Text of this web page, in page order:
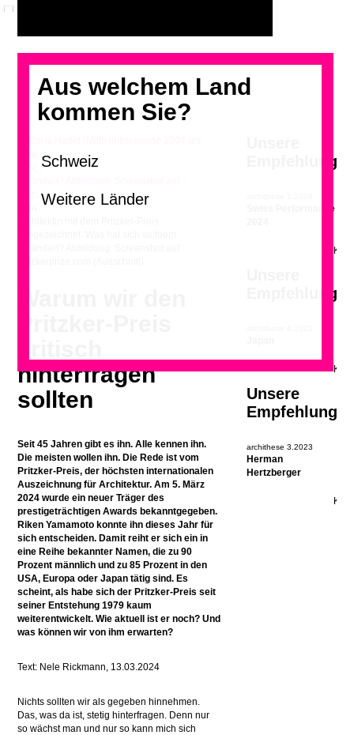
Aus welchem Land
kommen Sie?
Zaha Hadid (Mitte links) wurde 2004 als erste
hinterfragen
sollten
Seit 45 Jahren gibt es ihn. Alle kennen ihn.
Die meisten wollen ihn. Die Rede ist vom
Pritzker-Preis, der höchsten internationalen
Auszeichnung für Architektur. Am 5. März
2024 wurde ein neuer Träger des
prestigeträchtigen Awards bekanntgegeben.
Riken Yamamoto konnte ihn dieses Jahr für
sich entscheiden. Damit reiht er sich ein in
eine Reihe bekannter Namen, die zu 90
Prozent männlich und zu 85 Prozent in den
USA, Europa oder Japan tätig sind. Es
scheint, als habe sich der Pritzker-Preis seit
seiner Entstehung 1979 kaum
weiterentwickelt. Wie aktuell ist er noch? Und
was können wir von ihm erwarten?
Text: Nele Rickmann, 13.03.2024
Nichts sollten wir als gegeben hinnehmen.
Das, was da ist, stetig hinterfragen. Denn nur
so wächst man und nur so kann mich sich
Empfehlung
Swiss Performance
Empfehlung
Unsere
Empfehlung
archithese 3.2023
Herman
Hertzberger